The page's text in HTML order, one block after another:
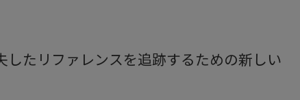
したリファレンスを追跡するための新しい